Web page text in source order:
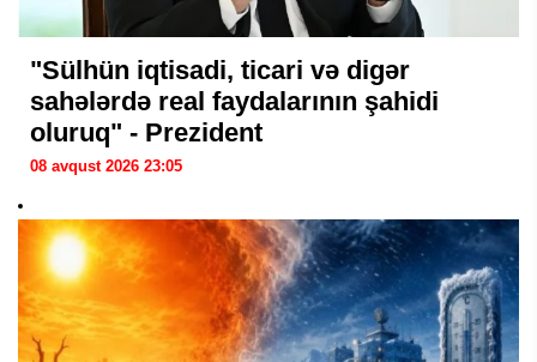
"Sülhün iqtisadi, ticari və digər
sahələrdə real faydalarının şahidi
oluruq" - Prezident
08 avqust 2026 23:05